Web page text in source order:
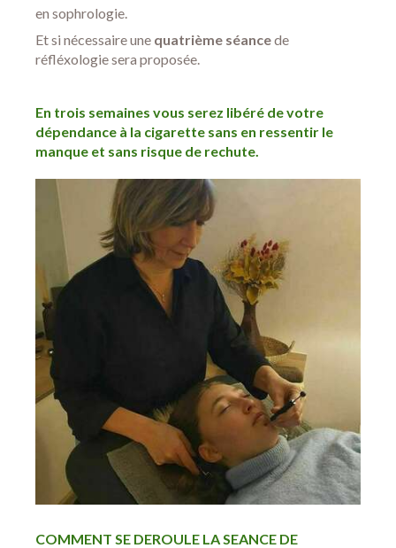
en sophrologie.
Et si nécessaire une quatrième séancede
réfléxologie sera proposée.
En trois semaines vous serez libéré de votre
dépendance à la cigarette sans en ressentir le
manque et sans risque de rechute.
COMMENT SE DEROULE LA SEANCE DE